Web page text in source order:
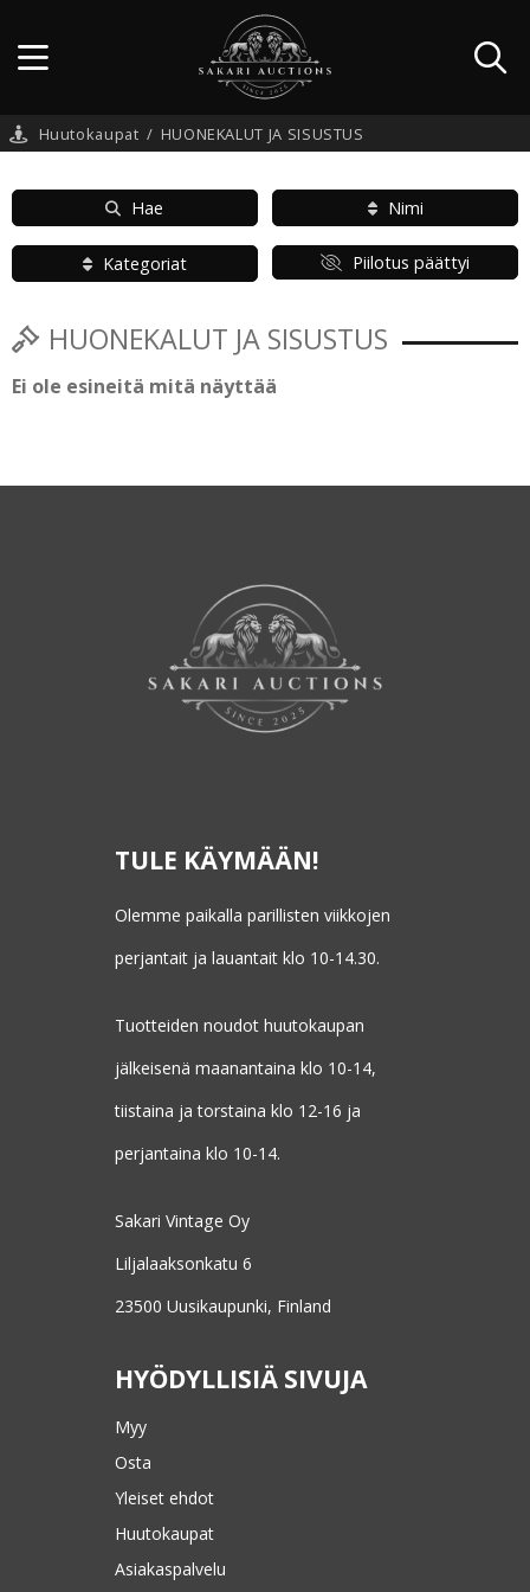
Huutokaupat / HUONEKALUT JA SISUSTUS
Hae Nimi
Kategoriat Piilotus päättyi
HUONEKALUT JA SISUSTUS
Ei ole esineitä mitä näyttää
TULE KÄYMÄÄN!
Olemme paikalla parillisten viikkojen
perjantait ja lauantait klo 10-14.30.
Tuotteiden noudot huutokaupan
jälkeisenä maanantaina klo 10-14,
tiistaina ja torstaina klo 12-16 ja
perjantaina klo 10-14.
Sakari Vintage Oy
Liljalaaksonkatu 6
23500 Uusikaupunki, Finland
HYÖDYLLISIÄ SIVUJA
Myy
Osta
Yleiset ehdot
Huutokaupat
Asiakaspalvelu